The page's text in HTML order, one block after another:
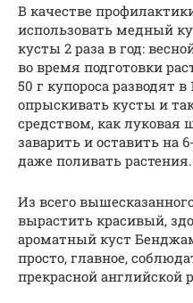
В качестве
использовать медный
кусты 2 раза в год:
во время подготовки
50 г купороса разводят
опрыскивать кусты и
средством, как луковая
заварить и оставить на
даже поливать растения.
Из всего
вырастить красивый,
ароматный куст
просто, главное,
прекрасной английской